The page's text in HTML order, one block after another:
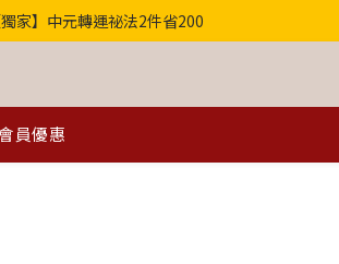
歡迎光臨！全店滿1000免運
獨家】中元轉運祕法2件省200
員優惠